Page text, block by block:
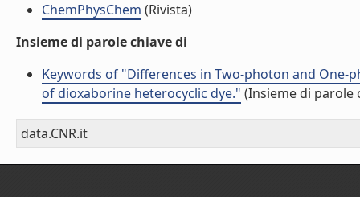
ChemPhysChem (Rivista)
Insieme di parole chiave di
Keywords of "Differences in Two-photon and One-
of dioxaborine heterocyclic dye." (Insieme di parole
data.CNR.it